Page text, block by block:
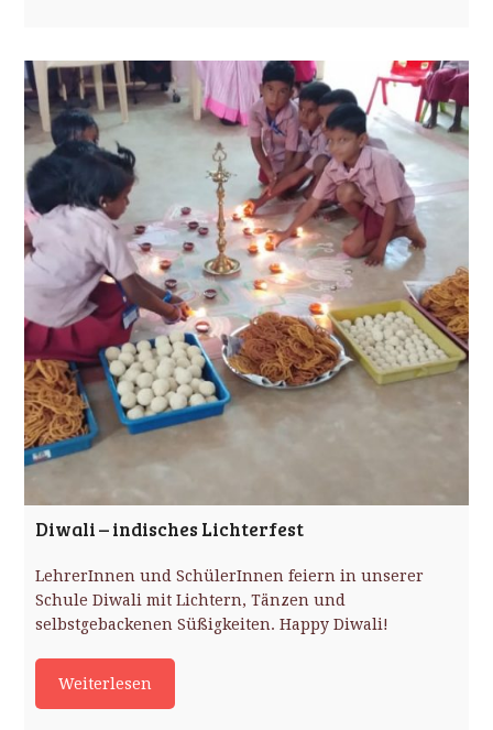
Diwali – indisches Lichterfest
LehrerInnen und SchülerInnen feiern in unserer
Schule Diwali mit Lichtern, Tänzen und
selbstgebackenen Süßigkeiten. Happy Diwali!
Weiterlesen